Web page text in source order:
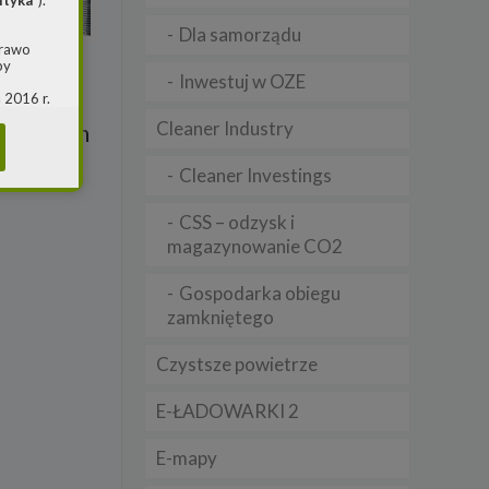
10
20 mln
Dla samorządu
Inwestuj w OZE
Cleaner Industry
Cleaner Investings
CSS – odzysk i
magazynowanie CO2
Gospodarka obiegu
zamkniętego
Czystsze powietrze
E-ŁADOWARKI 2
E-mapy
2016 r.
jest
przy
w